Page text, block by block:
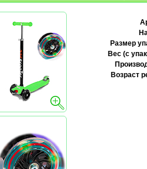
Размер
Вес (с
Возраст